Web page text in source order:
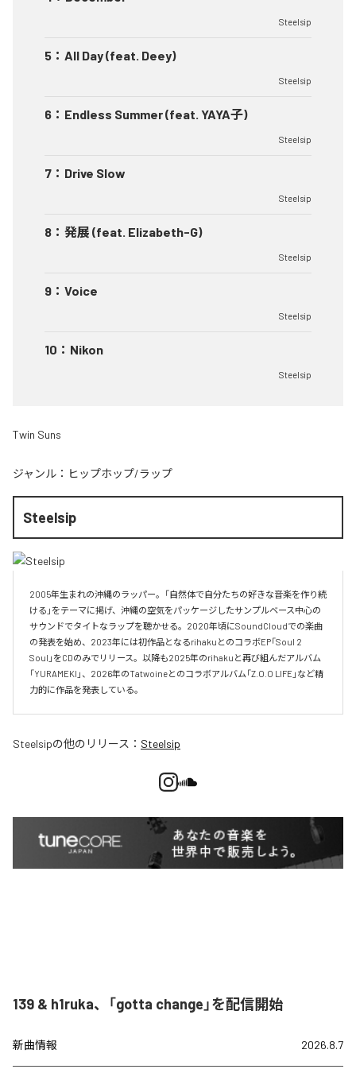
Steelsip
5 ： All Day (feat. Deey)
Steelsip
6 ： Endless Summer (feat. YAYA子)
Steelsip
7 ： Drive Slow
Steelsip
8 ： 発展 (feat. Elizabeth-G)
Steelsip
9 ： Voice
Steelsip
10 ： Nikon
Steelsip
Twin Suns
ジャンル： ヒップホップ/ラップ
Steelsip
2005年生まれの沖縄のラッパー。「自然体で自分たちの好きな音楽を作り続
ける」をテーマに掲げ、沖縄の空気をパッケージしたサンプルベース中心の
サウンドでタイトなラップを聴かせる。2020年頃にSoundCloudでの楽曲
の発表を始め、2023年には初作品となるrihakuとのコラボEP「Soul 2
Soul」をCDのみでリリース。以降も2025年のrihakuと再び組んだアルバム
「YURAMEKI」、2026年のTatwoineとのコラボアルバム「Z.O.O LIFE」など精
力的に作品を発表している。
Steelsipの他のリリース： Steelsip
139 & h1ruka、「gotta change」を配信開始
新曲情報 2026.8.7